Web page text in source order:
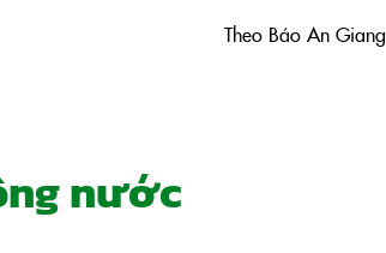
Theo Báo An Giang
nước